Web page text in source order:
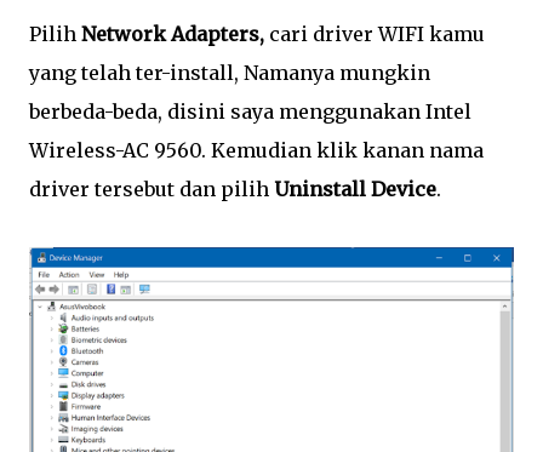
Pilih NetworkAdapters, cari driver WIFI kamu
yang telah ter-install, Namanya mungkin
berbeda-beda, disini saya menggunakan Intel
Wireless-AC 9560. Kemudian klik kanan nama
driver tersebut dan pilih Uninstall Device.